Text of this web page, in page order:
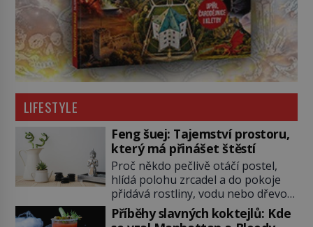
LIFESTYLE
Feng šuej: Tajemství prostoru,
který má přinášet štěstí
Proč někdo pečlivě otáčí postel,
hlídá polohu zrcadel a do pokoje
přidává rostliny, vodu nebo dřevo?
Feng šuej tvrdí, že domov není jen
soubor zdí a nábytku. Je to prostor,
Příběhy slavných koktejlů: Kde